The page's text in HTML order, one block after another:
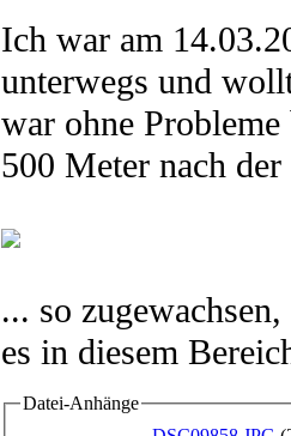
Ich war am
unterwegs und
war ohne
500 Meter nach
... so
es in diesem
Datei-Anhänge